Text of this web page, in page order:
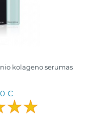
kolageno serumas
€